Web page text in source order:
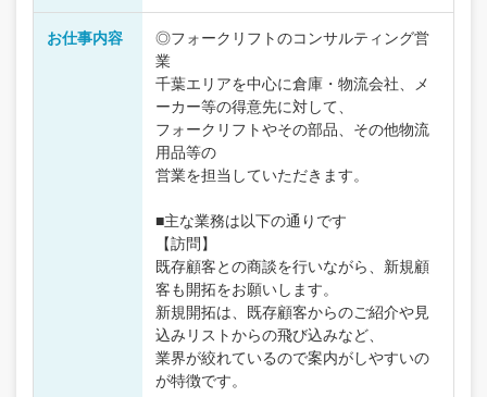
お仕事内容
◎フォークリフトのコンサルティング営
業
千葉エリアを中心に倉庫・物流会社、メ
ーカー等の得意先に対して、
フォークリフトやその部品、その他物流
用品等の
営業を担当していただきます。
■主な業務は以下の通りです
【訪問】
既存顧客との商談を行いながら、新規顧
客も開拓をお願いします。
新規開拓は、既存顧客からのご紹介や見
込みリストからの飛び込みなど、
業界が絞れているので案内がしやすいの
が特徴です。